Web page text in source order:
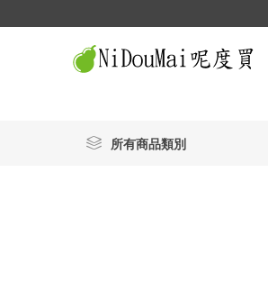
所有商品類別